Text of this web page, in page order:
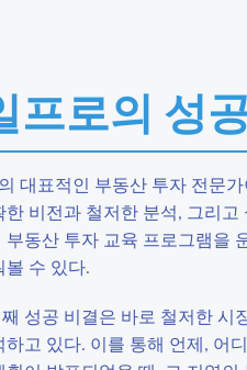
프로의 성
대표적인 부동산 투자 전문
한 비전과 철저한 분석, 그리
부동산 투자 교육 프로그램을
볼 수 있다.
성공 비결은 바로 철저한
하고 있다. 이를 통해 언제, 어